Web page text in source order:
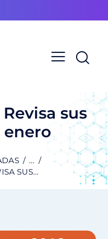
sus
...
SUS...